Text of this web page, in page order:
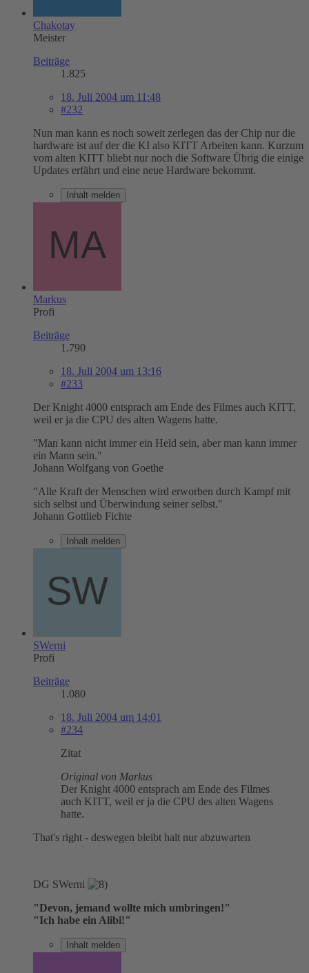
Chakotay
Meister
Beiträge
1.825
18. Juli 2004 um 11:48
#232
Nun man kann es noch soweit zerlegen das der Chip nur die
hardware ist auf der die KI also KITT Arbeiten kann. Kurzum
vom alten KITT bliebt nur noch die Software Übrig die einige
Updates erfährt und eine neue Hardware bekommt.
Inhalt melden
Markus
Profi
Beiträge
1.790
18. Juli 2004 um 13:16
#233
Der Knight 4000 entsprach am Ende des Filmes auch KITT,
weil er ja die CPU des alten Wagens hatte.
"Man kann nicht immer ein Held sein, aber man kann immer
ein Mann sein."
Johann Wolfgang von Goethe
"Alle Kraft der Menschen wird erworben durch Kampf mit
sich selbst und Überwindung seiner selbst."
Johann Gottlieb Fichte
Inhalt melden
SWerni
Profi
Beiträge
1.080
18. Juli 2004 um 14:01
#234
Zitat
Original von Markus
Der Knight 4000 entsprach am Ende des Filmes
auch KITT, weil er ja die CPU des alten Wagens
hatte.
That's right - deswegen bleibt halt nur abzuwarten
DG SWerni
"Devon, jemand wollte mich umbringen!"
"Ich habe ein Alibi!"
Inhalt melden